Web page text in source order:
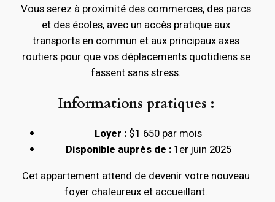
Vous serez à proximité des commerces, des parcs
et des écoles, avec un accès pratique aux
transports en commun et aux principaux axes
routiers pour que vos déplacements quotidiens se
fassent sans stress.
Informations pratiques :
Loyer : $1 650 par mois
Disponible auprès de :1er juin 2025
Cet appartement attend de devenir votre nouveau
foyer chaleureux et accueillant.